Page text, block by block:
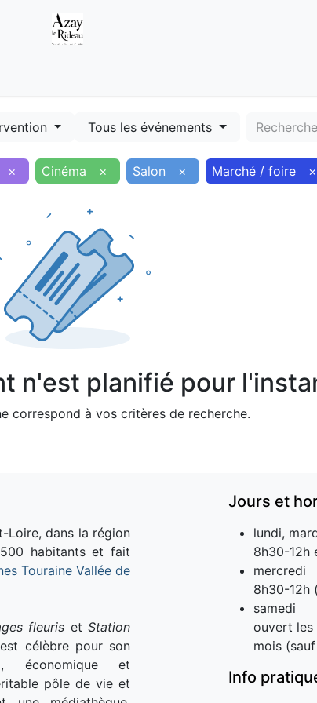
Tous les événements
× Cinéma × Salon × Marché / foire ×
n'est planifié pour
correspond à vos critères de recherche.
Loire, dans la région
habitants et fait
Touraine Vallée de
fleuris et Station
célèbre pour son
économique et
pôle de vie et
Jours et
lundi,
8h30-12h
mercredi
8h30-12h
samedi
ouvert les
mois
Info